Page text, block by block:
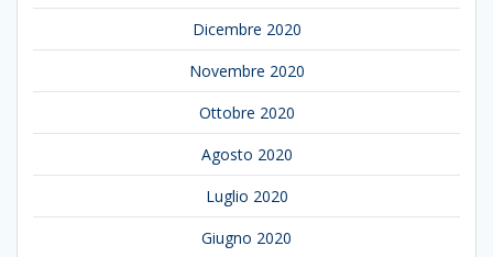
Dicembre 2020
Novembre 2020
Ottobre 2020
Agosto 2020
Luglio 2020
Giugno 2020